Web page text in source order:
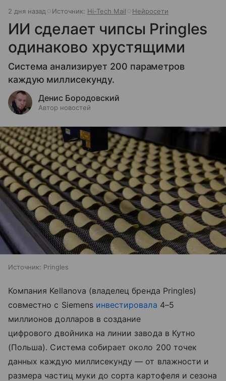
2 дня назад Источник: Hi-Tech Mail Нейросети
ИИ сделает чипсы Pringles
одинаково хрустящими
Система анализирует 200 параметров
каждую миллисекунду.
Денис Бородовский
Автор новостей
Источник: Pringles
Компания Kellanova (владелец бренда Pringles)
совместно с Siemens инвестировала 4–5
миллионов долларов в создание
цифрового двойника на линии завода в Кутно
(Польша). Система собирает около 200 точек
данных каждую миллисекунду — от влажности и
размера частиц муки до сорта картофеля и сезона